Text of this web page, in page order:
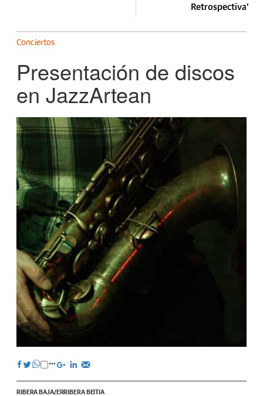
Retrospectiva'
Conciertos
Presentación de discos
en JazzArtean
RIBERA BAJA/ERRIBERA BEITIA